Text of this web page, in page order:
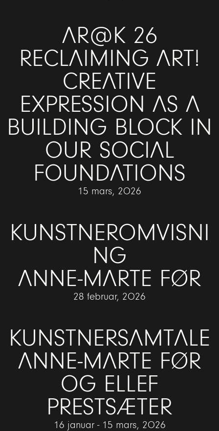
AR@K 26
RECLAIMING ART!
CREATIVE
EXPRESSION AS A
BUILDING BLOCK IN
OUR SOCIAL
FOUNDATIONS
15 mars, 2026
KUNSTNEROMVISNI
NG
ANNE-MARTE FØR
28 februar, 2026
KUNSTNERSAMTALE
ANNE-MARTE FØR
OG ELLEF
PRESTSÆTER
16 januar - 15 mars, 2026